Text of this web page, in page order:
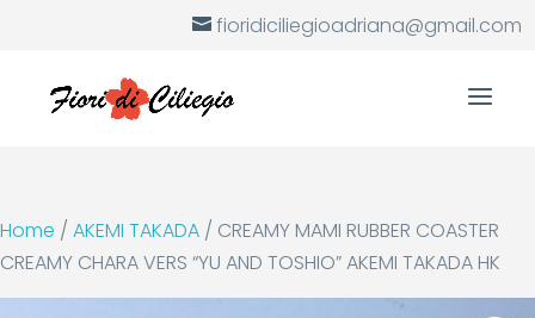
fioridiciliegioadriana@gmail.com
Home / AKEMI TAKADA / CREAMY MAMI RUBBER COASTER
CREAMY CHARA VERS “YU AND TOSHIO” AKEMI TAKADA HK